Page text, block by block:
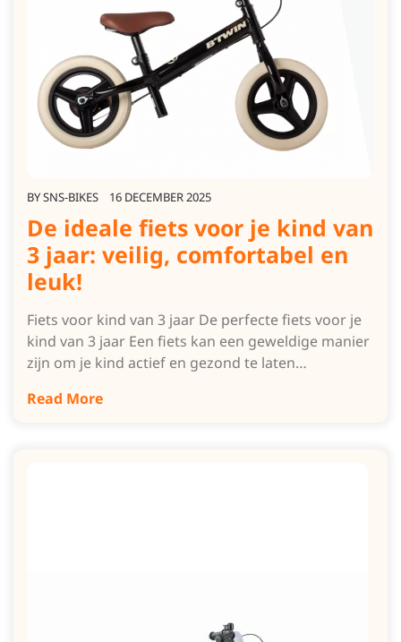
BYSNS-BIKES 16 DECEMBER 2025
De ideale fiets voor je kind van
3 jaar: veilig, comfortabel en
leuk!
Fiets voor kind van 3 jaar De perfecte fiets voor je
kind van 3 jaar Een fiets kan een geweldige manier
zijn om je kind actief en gezond te laten…
Read More